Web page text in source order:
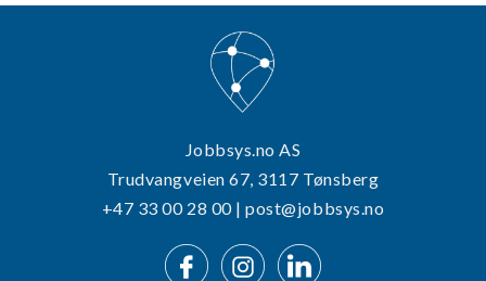
Jobbsys.no AS
Trudvangveien 67, 3117 Tønsberg
+47 33 00 28 00 | post@jobbsys.no